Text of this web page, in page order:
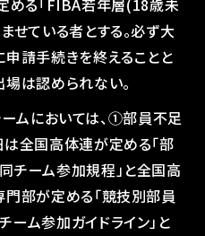
める「FIBA若年層(18歳未
せている者とする。必ず大
請手続きを終えることと
は認められない。
ームにおいては、①部員不足
は全国高体連が定める「部
チーム参加規程」と全国高
門部が定める「競技別部員
ム参加ガイドライン」と